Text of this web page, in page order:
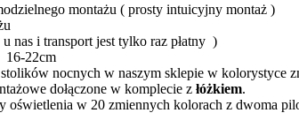
montażu ( prosty intuicyjny montaż )
nas i transport jest tylko raz płatny )
16-22cm
nocnych w naszym sklepie w kolorystyce
dołączone w komplecie z łóżkiem.
w 20 zmiennych kolorach z dwoma